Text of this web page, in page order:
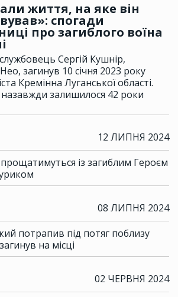
життя, на яке він
спогади
про загиблого воїна
Сергій Кушнір,
загинув 10 січня 2023 року
Кремінна Луганської області.
назавжди залишилося 42 роки
12 ЛИПНЯ 2024
із загиблим Героєм
08 ЛИПНЯ 2024
потрапив під потяг поблизу
на місці
02 ЧЕРВНЯ 2024